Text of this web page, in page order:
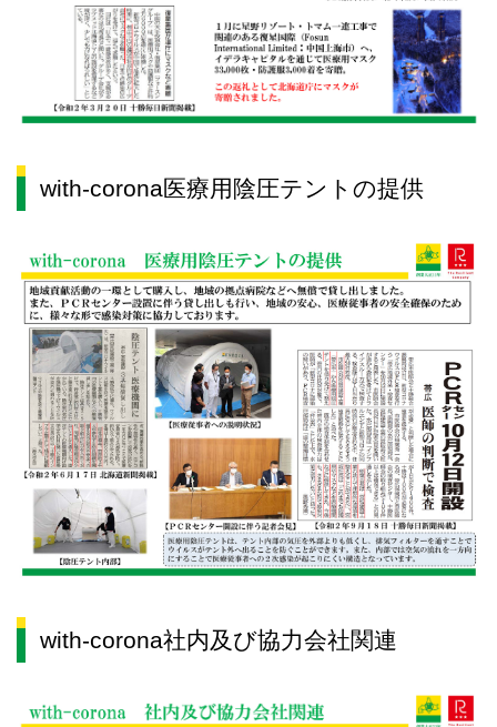
with-corona医療用陰圧テントの提供
with-corona社内及び協力会社関連